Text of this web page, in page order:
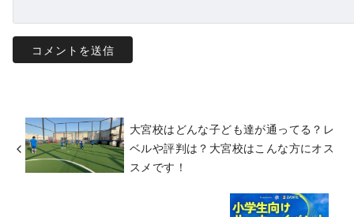
大宮校はどんな子ども達が通ってる？レ
ベルや評判は？大宮校はこんな方にオス
スメです！